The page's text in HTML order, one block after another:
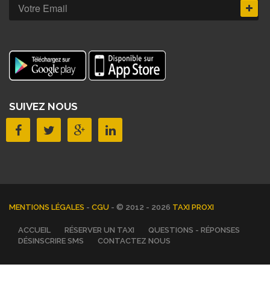
SUIVEZ NOUS
MENTIONS LÉGALES - CGU - © 2012 - 2026 TAXI PROXI
ACCUEIL RÉSERVER UN TAXI
QUESTIONS - RÉPONSES
DÉSINSCRIRE SMS
CONTACTEZ NOUS